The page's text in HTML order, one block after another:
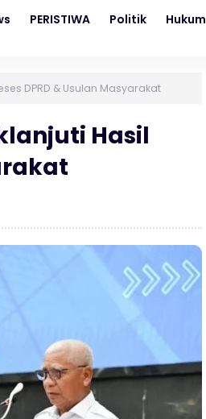
PERISTIWA Politik Hukum
DPRD & Usulan Masyarakat
Hasil